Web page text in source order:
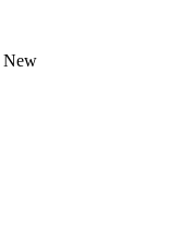
New